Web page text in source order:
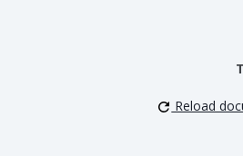
Reload